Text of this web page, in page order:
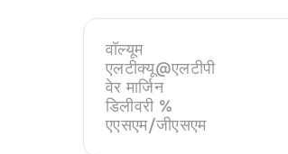
वॉल्यूम
एलटीक्यू@एलटीपी
वेर मार्जिन
डिलीवरी %
एएसएम/जीएसएम